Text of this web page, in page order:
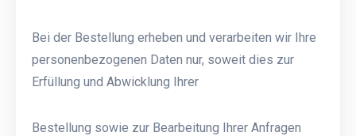
Bei der Bestellung erheben und verarbeiten wir Ihre
personenbezogenen Daten nur, soweit dies zur
Erfüllung und Abwicklung Ihrer
Bestellung sowie zur Bearbeitung Ihrer Anfragen